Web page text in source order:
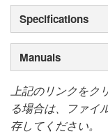
Specifications
Manuals
上記のリンクをク
る場合は、ファイ
存してください。